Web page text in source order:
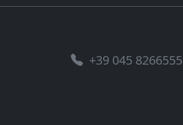
+39 045 8266555